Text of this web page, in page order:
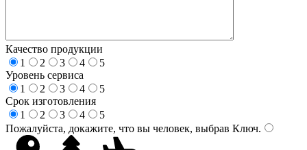
Качество продукции
1
2 3 4
5
Уровень сервиса
1
2 3 4
5
Срок изготовления
1
2 3 4
5
Пожалуйста, докажите, что вы человек, выбрав Ключ.